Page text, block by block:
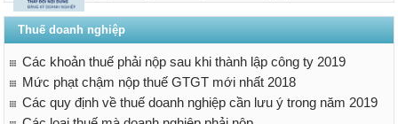
Thuế doanh nghiệp
Các khoản thuế phải nộp sau khi thành lập công ty 2019
Mức phạt chậm nộp thuế GTGT mới nhất 2018
Các quy định về thuế doanh nghiệp cần lưu ý trong năm 2019